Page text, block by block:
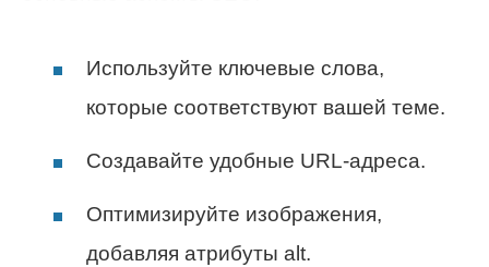
Используйте ключевые слова,
которые соответствуют вашей теме.
Создавайте удобные URL-адреса.
Оптимизируйте изображения,
добавляя атрибуты alt.